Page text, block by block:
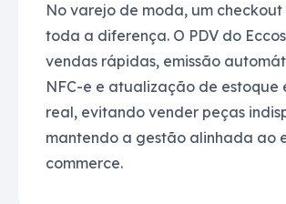
No varejo de moda, um
toda a diferença. O PDV do
vendas rápidas, emissão
NFC-e e atualização de estoque
real, evitando vender peças
mantendo a gestão alinhada ao
commerce.